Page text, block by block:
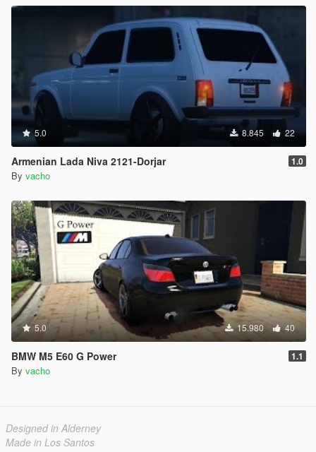
5.0 8.845 22
Armenian Lada Niva 2121-Dorjar 1.0
By vacho
5.0 15.980 40
BMW M5 E60 G Power 1.1
By vacho
Designed in Alderney
Made in Los Santos